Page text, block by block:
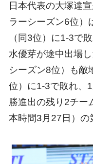
日本代表の大塚達
ラーシーズン6位）
（同3位）に1-3で
水優芽が途中出場
シーズン8位）も敵
位）に1-3で敗れ、
勝進出の残り2チー
本時間3月27日）の